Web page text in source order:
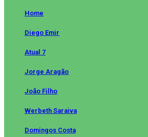
Home
Diego Emir
Atual 7
Jorge Aragão
João Filho
Werbeth Saraiva
Domingos Costa